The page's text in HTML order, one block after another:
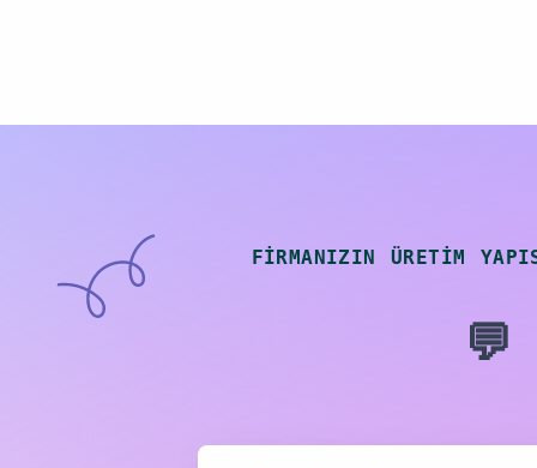
FIRMANIZIN ÜRETIM